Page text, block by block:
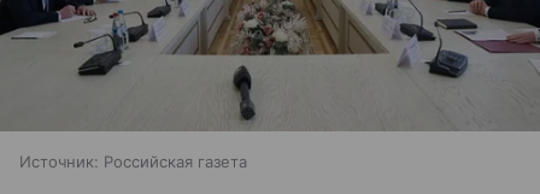
Источник: Российская газета